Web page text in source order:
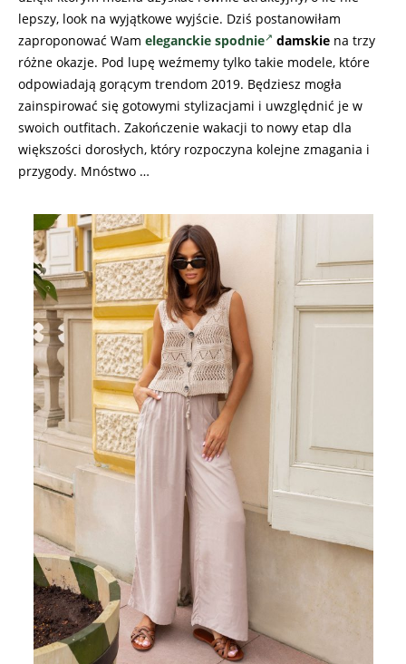
lepszy, look na wyjątkowe wyjście. Dziś postanowiłam
zaproponować Wam eleganckie spodnie damskie na trzy
różne okazje. Pod lupę weźmemy tylko takie modele, które
odpowiadają gorącym trendom 2019. Będziesz mogła
zainspirować się gotowymi stylizacjami i uwzględnić je w
swoich outfitach. Zakończenie wakacji to nowy etap dla
większości dorosłych, który rozpoczyna kolejne zmagania i
przygody. Mnóstwo …